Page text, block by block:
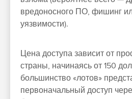
вредоносного ПО, фишинг
уязвимости).
Цена доступа зависит от
страны, начинаясь от 150
большинство «лотов»
первоначальный доступ